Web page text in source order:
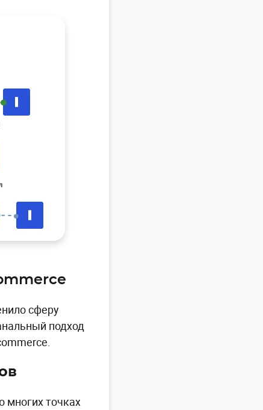
сферу
подход
многих точках